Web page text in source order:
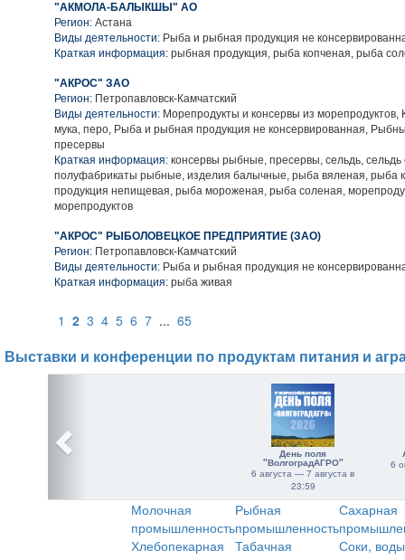
"АКМОЛА-БАЛЫКШЫ" АО
Регион: Астана
Виды деятельности: Рыба и рыбная продукция не
Краткая информация: рыбная продукция, рыба копченая, рыба
"АКРОС" ЗАО
Регион: Петропавловск-Камчатский
Виды деятельности: Морепродукты и консервы из морепродуктов,
мука, перо, Рыба и рыбная продукция не консервированная,
пресервы
Краткая информация: консервы рыбные, пресервы, сельдь, сельдь
полуфабрикаты рыбные, изделия балычные, рыба вяленая, рыба
продукция непищевая, рыба мороженая, рыба соленая,
морепродуктов
"АКРОС" РЫБОЛОВЕЦКОЕ ПРЕДПРИЯТИЕ (ЗАО)
Регион: Петропавловск-Камчатский
Виды деятельности: Рыба и рыбная продукция не
Краткая информация: рыба живая
1 2 3 4 5 6 7 ... 65
Выставки и конференции по продуктам питания и
День поля
"ВолгоградАГРО"
6 августа — 7 августа в
23:59
6
Молочная
промышленность
Рыбная
промышленность
Сахарная
Хлебопекарная
Табачная
Соки,